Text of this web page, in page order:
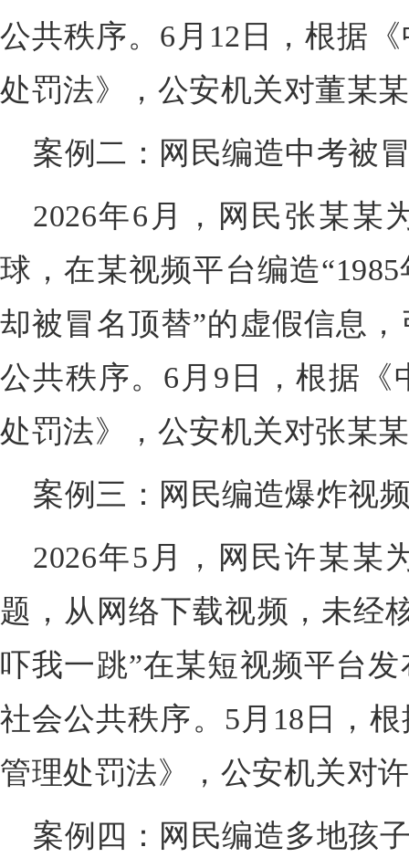
公共秩序。6月12日，根据
处罚法》，公安机关对董某
案例二：网民编造中考被
2026年6月，网民张某某
球，在某视频平台编造
却被冒名顶替”的虚假信息
公共秩序。6月9日，根据
处罚法》，公安机关对张某
案例三：网民编造爆炸视
2026年5月，网民许某某
题，从网络下载视频，未经
吓我一跳”在某短视频平台
社会公共秩序。5月18日，
管理处罚法》，公安机关对
案例四：网民编造多地孩